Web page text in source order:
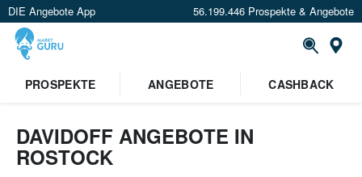
DIE Angebote App 56.199.446 Prospekte & Angebote
PROSPEKTE
ANGEBOTE CASHBACK
DAVIDOFF ANGEBOTE IN
ROSTOCK